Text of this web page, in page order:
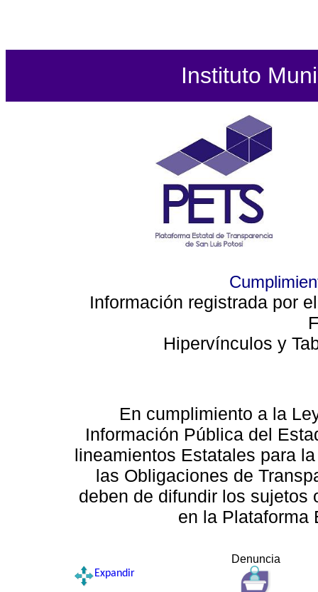
Instituto
Información registrada por
Hipervínculos y
En cumplimiento a la
Información Pública del
lineamientos Estatales para
las Obligaciones de
deben de difundir los sujetos
en la Plataforma
Denuncia
Expandir